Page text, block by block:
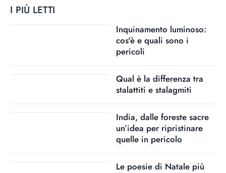
I PIÙ LETTI
Inquinamento luminoso:
cos'è e quali sono i
pericoli
Qual è la differenza tra
stalattiti e stalagmiti
India, dalle foreste sacre
un’idea per ripristinare
quelle in pericolo
Le poesie di Natale più